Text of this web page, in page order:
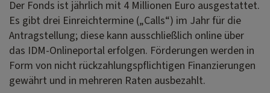
Der Fonds ist jährlich mit 4 Millionen Euro ausgestattet.
Es gibt drei Einreichtermine („Calls“) im Jahr für die
Antragstellung; diese kann ausschließlich online über
das IDM-Onlineportal erfolgen. Förderungen werden in
Form von nicht rückzahlungspflichtigen Finanzierungen
gewährt und in mehreren Raten ausbezahlt.